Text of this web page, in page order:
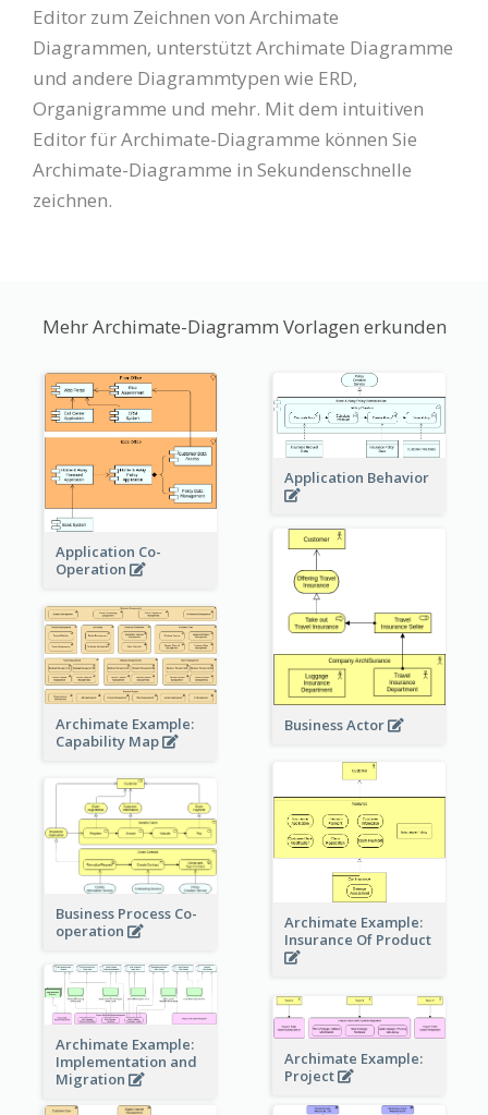
Editor zum Zeichnen von Archimate
Diagrammen, unterstützt Archimate Diagramme
und andere Diagrammtypen wie ERD,
Organigramme und mehr. Mit dem intuitiven
Editor für Archimate-Diagramme können Sie
Archimate-Diagramme in Sekundenschnelle
zeichnen.
Mehr Archimate-Diagramm Vorlagen erkunden
Application Co-
Operation
Application Behavior
Business Actor
Archimate Example:
Capability Map
Archimate Example:
Insurance Of Product
Business Process Co-
operation
Archimate Example:
Implementation and
Migration
Archimate Example:
Project